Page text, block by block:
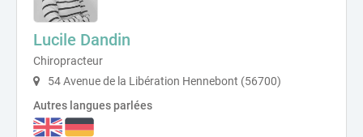
Lucile Dandin
Chiropracteur
54 Avenue de la Libération Hennebont (56700)
Autres langues parlées